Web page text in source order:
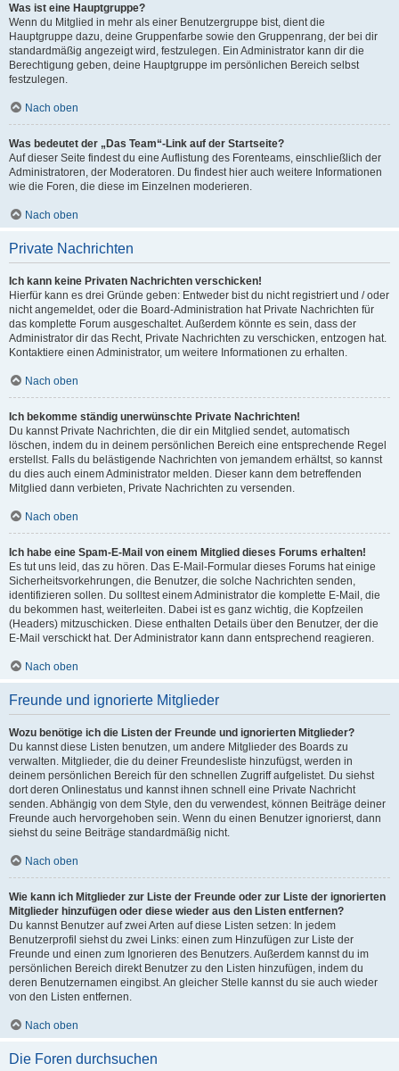
Was ist eine Hauptgruppe?
Wenn du Mitglied in mehr als einer Benutzergruppe bist, dient die
Hauptgruppe dazu, deine Gruppenfarbe sowie den Gruppenrang, der bei dir
standardmäßig angezeigt wird, festzulegen. Ein Administrator kann dir die
Berechtigung geben, deine Hauptgruppe im persönlichen Bereich selbst
festzulegen.
Nach oben
Was bedeutet der „Das Team“-Link auf der Startseite?
Auf dieser Seite findest du eine Auflistung des Forenteams, einschließlich der
Administratoren, der Moderatoren. Du findest hier auch weitere Informationen
wie die Foren, die diese im Einzelnen moderieren.
Nach oben
Private Nachrichten
Ich kann keine Privaten Nachrichten verschicken!
Hierfür kann es drei Gründe geben: Entweder bist du nicht registriert und / oder
nicht angemeldet, oder die Board-Administration hat Private Nachrichten für
das komplette Forum ausgeschaltet. Außerdem könnte es sein, dass der
Administrator dir das Recht, Private Nachrichten zu verschicken, entzogen hat.
Kontaktiere einen Administrator, um weitere Informationen zu erhalten.
Nach oben
Ich bekomme ständig unerwünschte Private Nachrichten!
Du kannst Private Nachrichten, die dir ein Mitglied sendet, automatisch
löschen, indem du in deinem persönlichen Bereich eine entsprechende Regel
erstellst. Falls du belästigende Nachrichten von jemandem erhältst, so kannst
du dies auch einem Administrator melden. Dieser kann dem betreffenden
Mitglied dann verbieten, Private Nachrichten zu versenden.
Nach oben
Ich habe eine Spam-E-Mail von einem Mitglied dieses Forums erhalten!
Es tut uns leid, das zu hören. Das E-Mail-Formular dieses Forums hat einige
Sicherheitsvorkehrungen, die Benutzer, die solche Nachrichten senden,
identifizieren sollen. Du solltest einem Administrator die komplette E-Mail, die
du bekommen hast, weiterleiten. Dabei ist es ganz wichtig, die Kopfzeilen
(Headers) mitzuschicken. Diese enthalten Details über den Benutzer, der die
E-Mail verschickt hat. Der Administrator kann dann entsprechend reagieren.
Nach oben
Freunde und ignorierte Mitglieder
Wozu benötige ich die Listen der Freunde und ignorierten Mitglieder?
Du kannst diese Listen benutzen, um andere Mitglieder des Boards zu
verwalten. Mitglieder, die du deiner Freundesliste hinzufügst, werden in
deinem persönlichen Bereich für den schnellen Zugriff aufgelistet. Du siehst
dort deren Onlinestatus und kannst ihnen schnell eine Private Nachricht
senden. Abhängig von dem Style, den du verwendest, können Beiträge deiner
Freunde auch hervorgehoben sein. Wenn du einen Benutzer ignorierst, dann
siehst du seine Beiträge standardmäßig nicht.
Nach oben
Wie kann ich Mitglieder zur Liste der Freunde oder zur Liste der ignorierten
Mitglieder hinzufügen oder diese wieder aus den Listen entfernen?
Du kannst Benutzer auf zwei Arten auf diese Listen setzen: In jedem
Benutzerprofil siehst du zwei Links: einen zum Hinzufügen zur Liste der
Freunde und einen zum Ignorieren des Benutzers. Außerdem kannst du im
persönlichen Bereich direkt Benutzer zu den Listen hinzufügen, indem du
deren Benutzernamen eingibst. An gleicher Stelle kannst du sie auch wieder
von den Listen entfernen.
Nach oben
Die Foren durchsuchen